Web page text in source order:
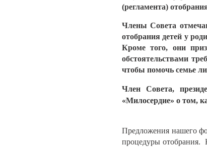
(регламента)
Члены Совета
отобрания детей у
Кроме того, они
обстоятельствами
чтобы помочь семье
Член Совета,
«Милосердие» о том,
Предложения нашего
процедуры отобрания.